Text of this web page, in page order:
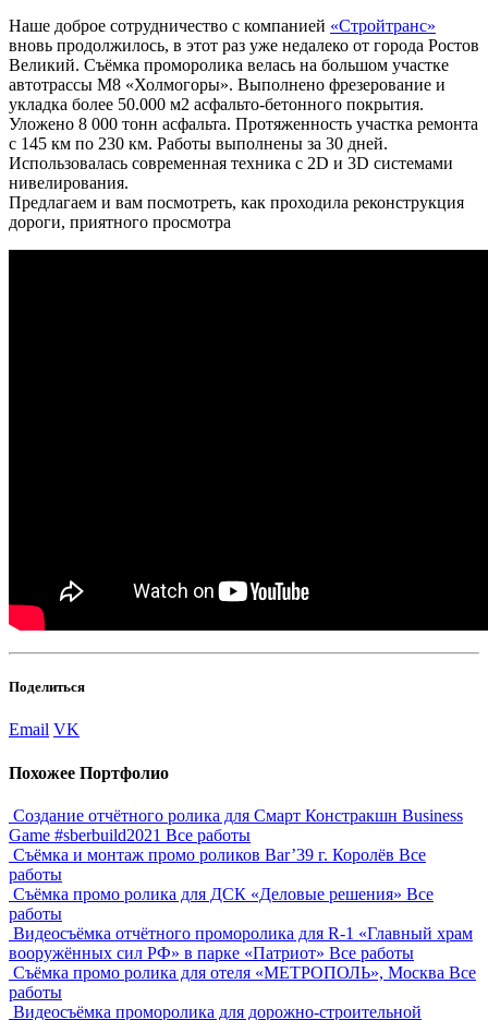
Наше доброе сотрудничество с компанией «Стройтранс»
вновь продолжилось, в этот раз уже недалеко от города Ростов
Великий. Съёмка проморолика велась на большом участке
автотрассы М8 «Холмогоры». Выполнено фрезерование и
укладка более 50.000 м2 асфальто-бетонного покрытия.
Уложено 8 000 тонн асфальта. Протяженность участка ремонта
с 145 км по 230 км. Работы выполнены за 30 дней.
Использовалась современная техника с 2D и 3D системами
нивелирования.
Предлагаем и вам посмотреть, как проходила реконструкция
дороги, приятного просмотра
Поделиться
Email VK
Похожее Портфолио
Создание отчётного ролика для Смарт Констракшн Business
Game #sberbuild2021 Все работы
Съёмка и монтаж промо роликов Bar’39 г. Королёв Все
работы
Съёмка промо ролика для ДСК «Деловые решения» Все
работы
Видеосъёмка отчётного проморолика для R-1 «Главный храм
вооружённых сил РФ» в парке «Патриот» Все работы
Съёмка промо ролика для отеля «МЕТРОПОЛЬ», Москва Все
работы
Видеосъёмка проморолика для дорожно-строительной